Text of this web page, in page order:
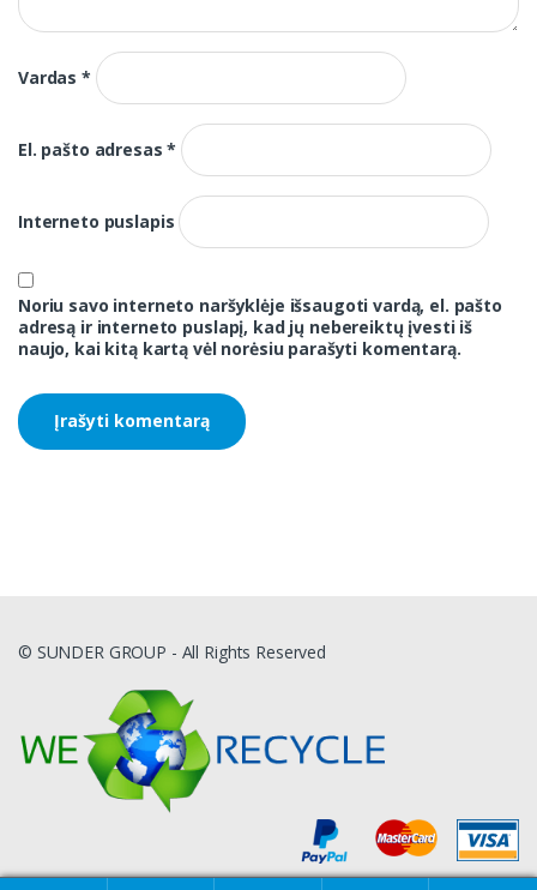
Vardas*
El. pašto adresas*
Interneto puslapis
Noriu savo interneto naršyklėje išsaugoti vardą, el. pašto
adresą ir interneto puslapį, kad jų nebereiktų įvesti iš
naujo, kai kitą kartą vėl norėsiu parašyti komentarą.
© SUNDER GROUP - All Rights Reserved